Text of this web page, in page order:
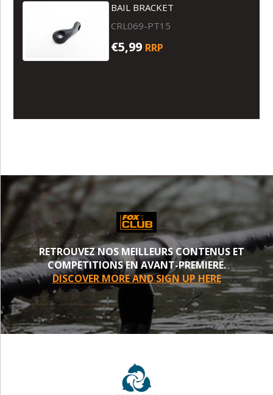
BAIL BRACKET
CRL069-PT15
€5,99 RRP
RETROUVEZ NOS MEILLEURS CONTENUS ET
COMPETITIONS EN AVANT-PREMIERE.
DISCOVER MORE AND SIGN UP HERE